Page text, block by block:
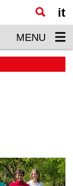
it
MENU